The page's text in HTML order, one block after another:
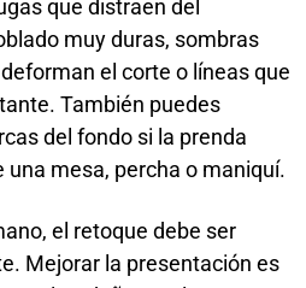
que distraen del
muy duras, sombras
el corte o líneas que
También puedes
del fondo si la prenda
mesa, percha o maniquí.
el retoque debe ser
Mejorar la presentación es